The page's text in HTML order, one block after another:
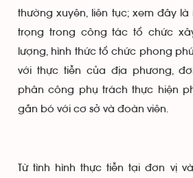
thường xuyên, liên tục; xem đây
trọng trong công tác tổ chức
lượng, hình thức tổ chức phong
với thực tiễn của địa phương,
phân công phụ trách thực hiện
gắn bó với cơ sở và đoàn viên.
Từ tình hình thực tiễn tại đơn vị